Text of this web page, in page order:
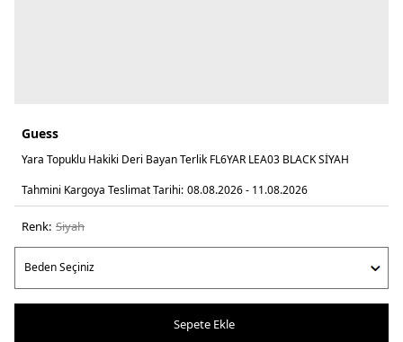
Guess
Yara Topuklu Hakiki Deri Bayan Terlik FL6YAR LEA03 BLACK SİYAH
Tahmini Kargoya Teslimat Tarihi: 08.08.2026 - 11.08.2026
Renk: si̇yah
Sepete Ekle